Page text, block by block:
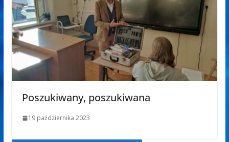
Poszukiwany, poszukiwana
19 października 2023